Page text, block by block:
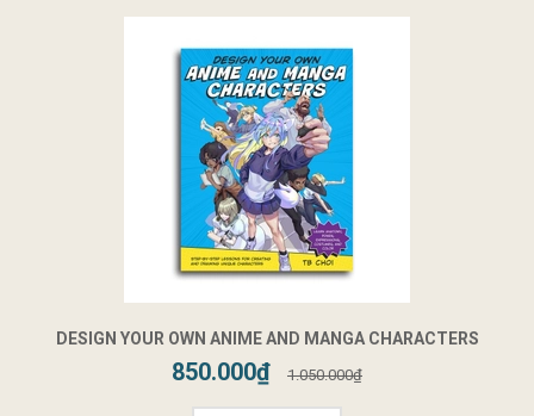
DESIGN YOUR OWN ANIME AND MANGA CHARACTERS
850.000₫ 1.050.000₫